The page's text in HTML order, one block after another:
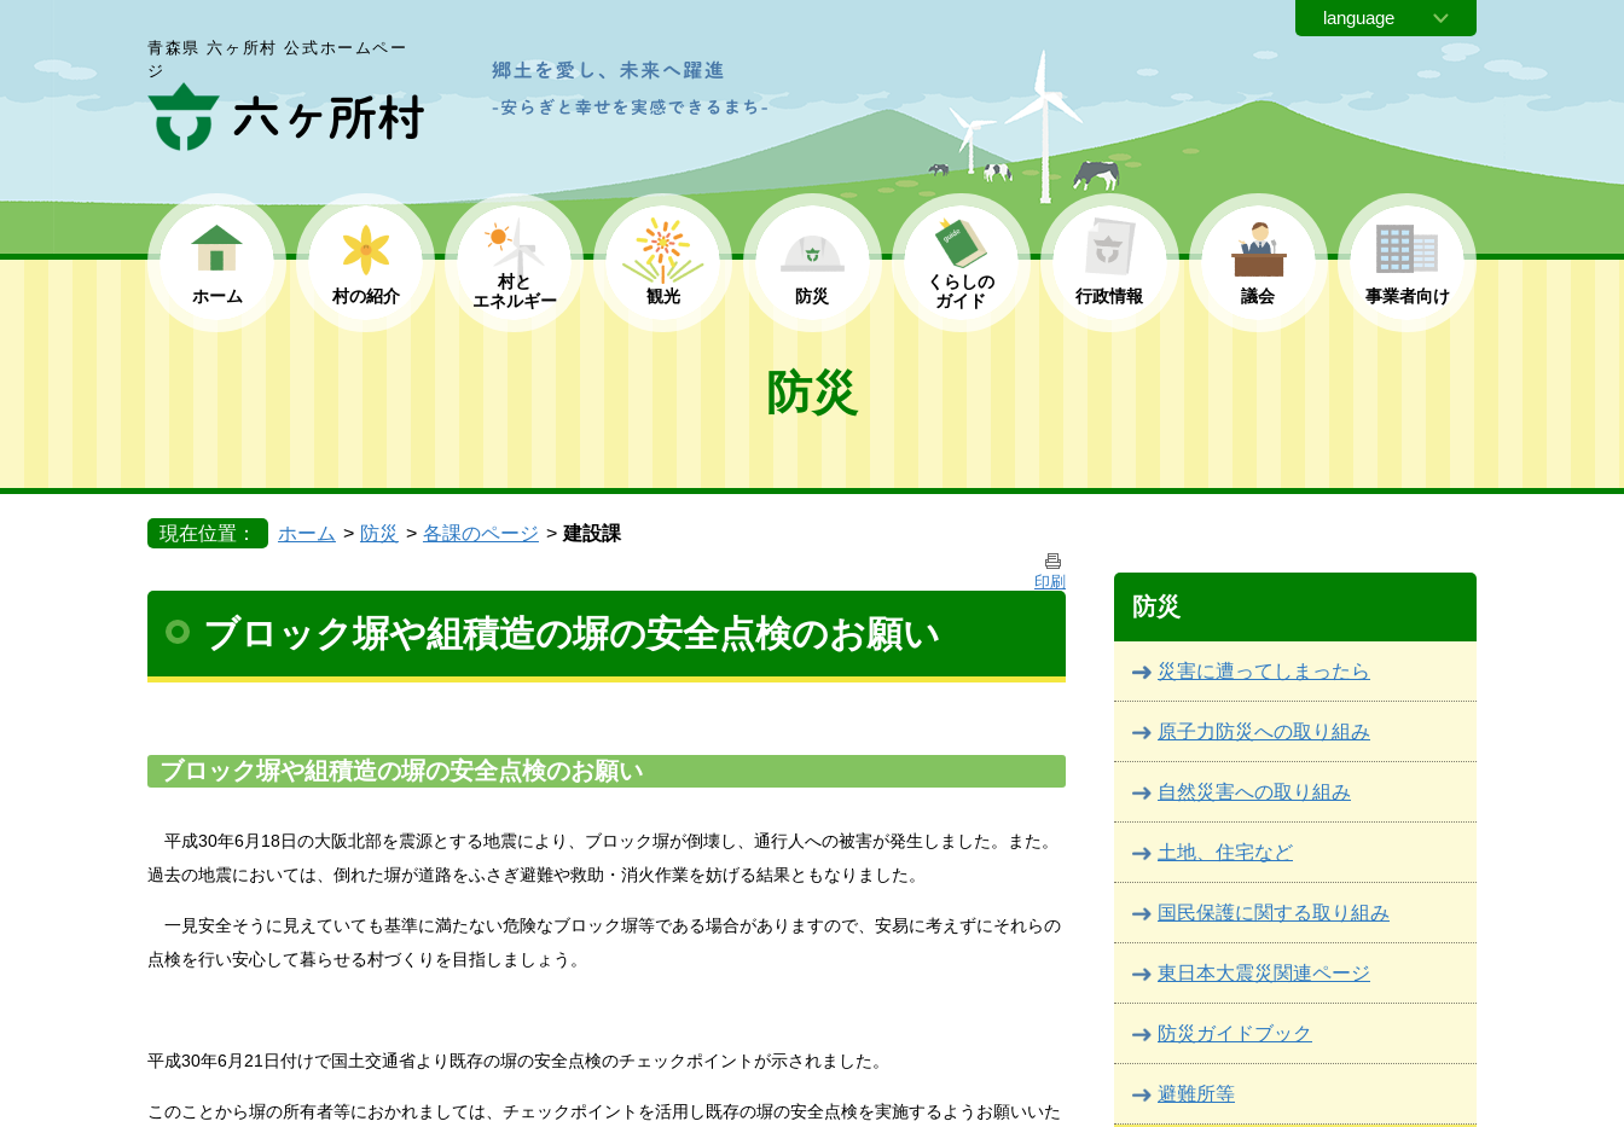
青森県 六ヶ所村 公式ホームペー
ジ
ホーム 村の紹介
村と
エネルギー
観光 防災
くらしの
ガイド
行政情報 議会 事業者向け
防災
現在位置： ホーム 防災 各課のページ 建設課
防災
災害に遭ってしまったら
原子力防災への取り組み
自然災害への取り組み
土地、住宅など
国民保護に関する取り組み
東日本大震災関連ページ
防災ガイドブック
避難所等
印刷
ブロック塀や組積造の塀の安全点検のお願い
ブロック塀や組積造の塀の安全点検のお願い
平成30年6月18日の大阪北部を震源とする地震により、ブロック塀が倒壊し、通行人への被害が発生しました。また。
過去の地震においては、倒れた塀が道路をふさぎ避難や救助・消火作業を妨げる結果ともなりました。
一見安全そうに見えていても基準に満たない危険なブロック塀等である場合がありますので、安易に考えずにそれらの
点検を行い安心して暮らせる村づくりを目指しましょう。
平成30年6月21日付けで国土交通省より既存の塀の安全点検のチェックポイントが示されました。
このことから塀の所有者等におかれましては、チェックポイントを活用し既存の塀の安全点検を実施するようお願いいた